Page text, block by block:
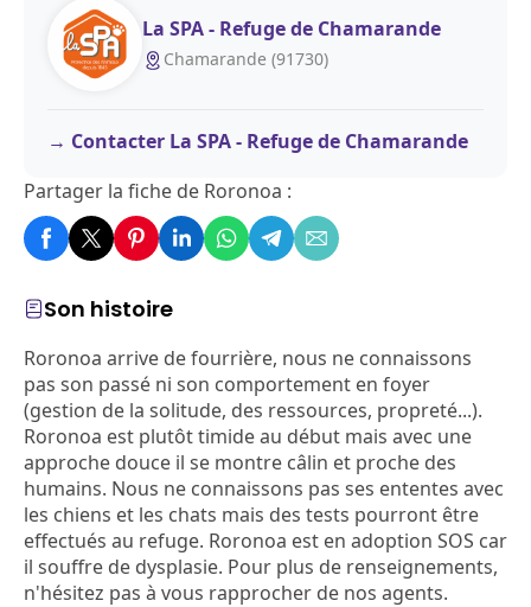
Son histoire
Roronoa arrive de fourrière, nous ne connaissons
pas son passé ni son comportement en foyer
(gestion de la solitude, des ressources, propreté...).
Roronoa est plutôt timide au début mais avec une
approche douce il se montre câlin et proche des
humains. Nous ne connaissons pas ses ententes avec
les chiens et les chats mais des tests pourront être
effectués au refuge. Roronoa est en adoption SOS car
il souffre de dysplasie. Pour plus de renseignements,
n'hésitez pas à vous rapprocher de nos agents.
La SPA - Refuge de Chamarande
Chamarande (91730)
Contacter La SPA - Refuge de Chamarande
Partager la fiche de Roronoa :